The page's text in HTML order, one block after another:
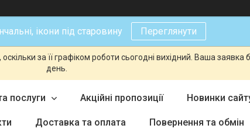
ікони під старовину Переглянути
за її графіком роботи сьогодні вихідний. Ваша
день.
послуги Акційні пропозиції Новинки
Доставка та оплата Повернення та обмін